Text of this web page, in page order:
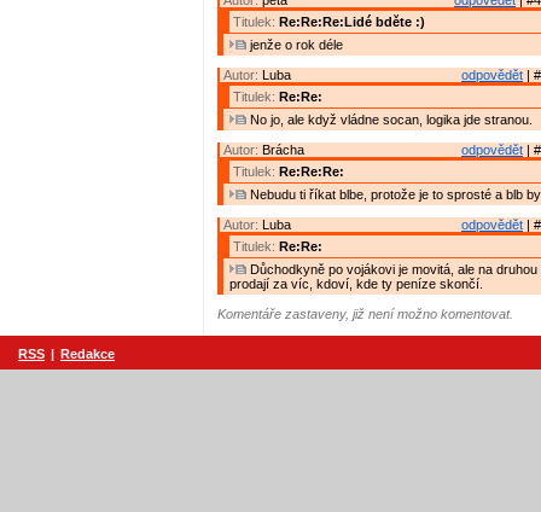
Titulek: Re:Re:Re:Lidé bděte :)
jenže o rok déle
odpovědět |
Autor: Luba
Titulek: Re:Re:
No jo, ale když vládne socan, logika jde stranou.
odpovědět |
Autor: Brácha
Titulek: Re:Re:Re:
Nebudu ti říkat blbe, protože je to sprosté a blb
odpovědět |
Autor: Luba
Titulek: Re:Re:
Důchodkyně po vojákovi je movitá, ale na
prodají za víc, kdoví, kde ty peníze skončí.
Komentáře zastaveny, již není možno komentovat.
RSS | Redakce